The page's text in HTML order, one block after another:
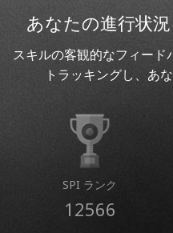
あなたの進行状
スキルの客観的なフィー
トラッキングし、あ
SPI ランク
12566